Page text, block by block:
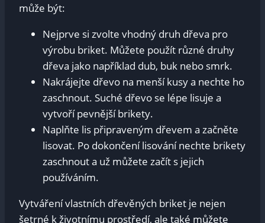
může být:
Nejprve si zvolte vhodný druh dřeva pro
výrobu briket. Můžete použít různé druhy
dřeva jako například dub, buk nebo smrk.
Nakrájejte dřevo na menší kusy a nechte ho
zaschnout. Suché dřevo se lépe lisuje a
vytvoří pevnější brikety.
Naplňte lis připraveným dřevem a začněte
lisovat. Po dokončení lisování nechte brikety
zaschnout a už můžete začít s jejich
používáním.
Vytváření vlastních dřevěných briket je nejen
šetrné k životnímu prostředí, ale také můžete